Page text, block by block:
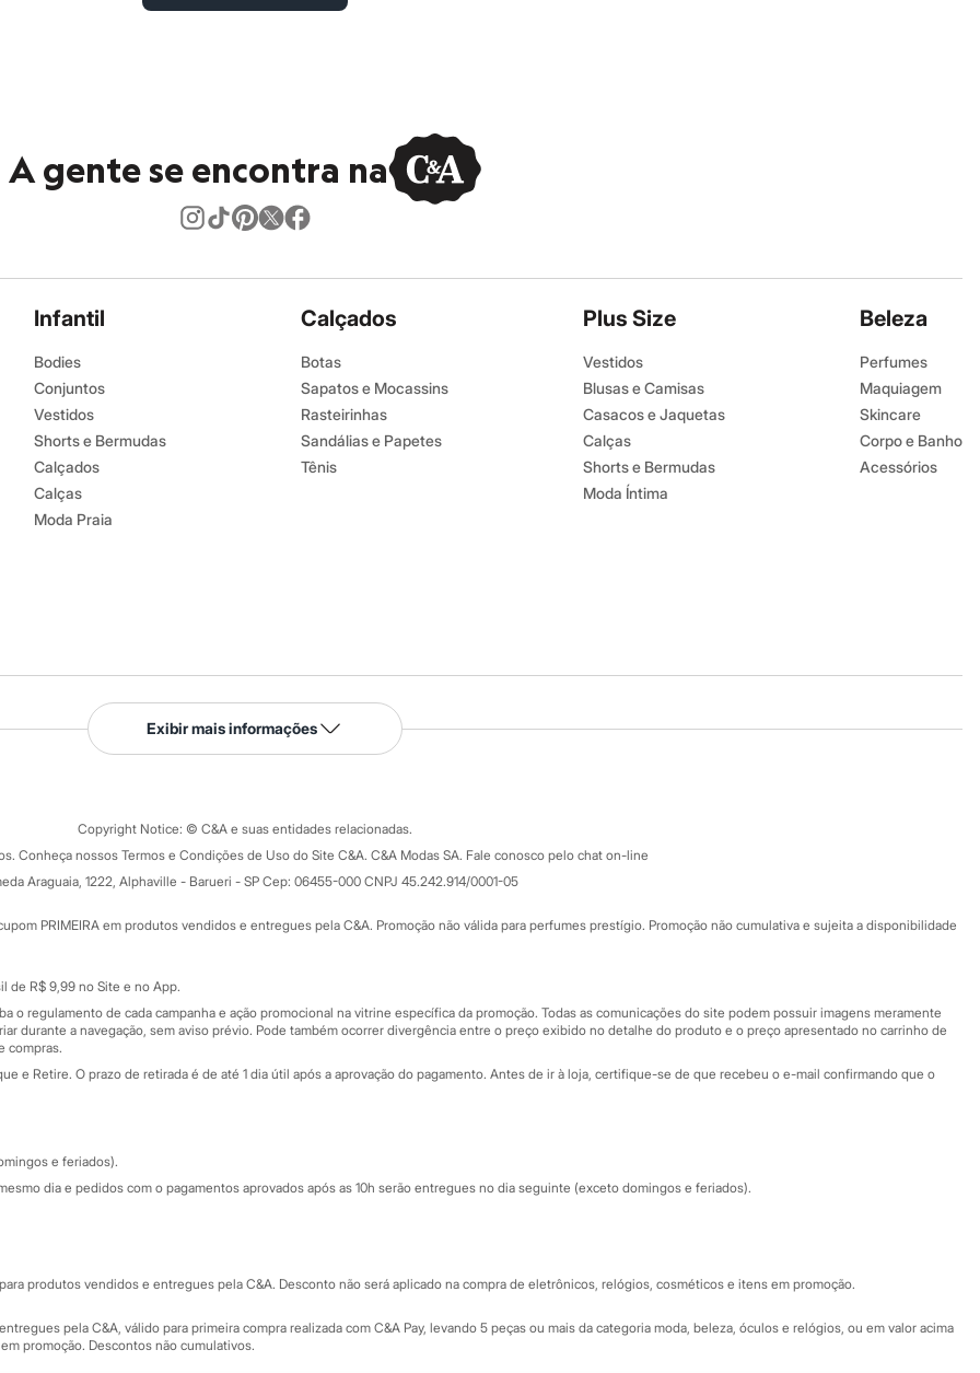
A gente se encontra na
Infantil
Bodies
Conjuntos
Vestidos
Shorts e Bermudas
Calçados
Calças
Moda Praia
Calçados
Botas
Sapatos e Mocassins
Rasteirinhas
Sandálias e Papetes
Tênis
Plus Size
Vestidos
Blusas e Camisas
Casacos e Jaquetas
Calças
Shorts e Bermudas
Moda Íntima
Beleza
Perfumes
Maquiagem
Skincare
Corpo e Banho
Acessórios
Serviços
Tipos de serviços
Formas de pagamento
Todas as vantagens
Minha C&A
Cupons de desconto
Atendimento
Fale conosco
Central de ética
Eventos
Exibir mais informações
Copyright Notice: © C&A e suas entidades relacionadas.
Conheça nossos Termos e Condições de Uso do Site C&A. C&A Modas SA. Fale conosco pelo chat on-line
Araguaia, 1222, Alphaville - Barueri - SP Cep: 06455-000 CNPJ 45.242.914/0001-05
PRIMEIRA em produtos vendidos e entregues pela C&A. Promoção não válida para perfumes prestígio. Promoção não cumulativa e sujeita a disponibilidade
de R$ 9,99 no Site e no App.
o regulamento de cada campanha e ação promocional na vitrine específica da promoção. Todas as comunicações do site podem possuir imagens meramente
durante a navegação, sem aviso prévio. Pode também ocorrer divergência entre o preço exibido no detalhe do produto e o preço apresentado no carrinho de
compras.
e Retire. O prazo de retirada é de até 1 dia útil após a aprovação do pagamento. Antes de ir à loja, certifique-se de que recebeu o e-mail confirmando que o
e feriados).
dia e pedidos com o pagamentos aprovados após as 10h serão entregues no dia seguinte (exceto domingos e feriados).
produtos vendidos e entregues pela C&A. Desconto não será aplicado na compra de eletrônicos, relógios, cosméticos e itens em promoção.
pela C&A, válido para primeira compra realizada com C&A Pay, levando 5 peças ou mais da categoria moda, beleza, óculos e relógios, ou em valor acima
promoção. Descontos não cumulativos.